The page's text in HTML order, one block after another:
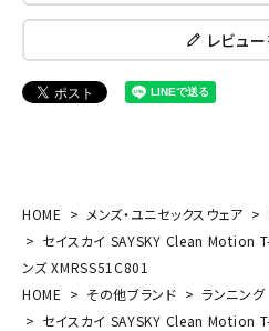
レビュ
HOME メンズ・ユニセックスウェア
セイスカイ SAYSKY Clean Motion
ンズ XMRSS51C801
HOME
その他ブランド
ランニング
セイスカイ SAYSKY Clean Motion